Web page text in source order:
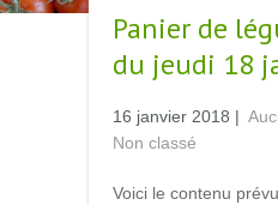
Panier de
du jeudi 18
16 janvier 2018 |
Non classé
Voici le contenu